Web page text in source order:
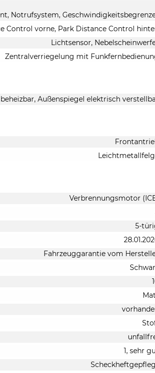
Notrufsystem,
Control vorne, Park Distance Control
Lichtsensor,
Zentralverriegelung mit
Außenspiegel elektrisch
Verbrennungsmotor
5-
Fahrzeuggarantie vom
1, sehr